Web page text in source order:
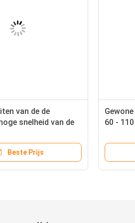
van de de
snelheid van de
Beste Prijs
60 -